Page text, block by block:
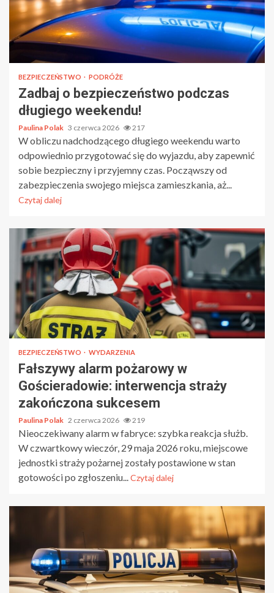
BEZPIECZEŃSTWO PODRÓŻE
Zadbaj o bezpieczeństwo podczas
długiego weekendu!
Paulina Polak 3 czerwca 2026 217
W obliczu nadchodzącego długiego weekendu warto
odpowiednio przygotować się do wyjazdu, aby zapewnić
sobie bezpieczny i przyjemny czas. Począwszy od
zabezpieczenia swojego miejsca zamieszkania, aż...
Czytaj dalej
BEZPIECZEŃSTWO WYDARZENIA
Fałszywy alarm pożarowy w
Gościeradowie: interwencja straży
zakończona sukcesem
Paulina Polak 2 czerwca 2026 219
Nieoczekiwany alarm w fabryce: szybka reakcja służb.
W czwartkowy wieczór, 29 maja 2026 roku, miejscowe
jednostki straży pożarnej zostały postawione w stan
gotowości po zgłoszeniu...Czytaj dalej